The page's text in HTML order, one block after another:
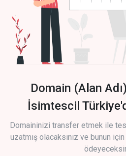
Domain (Alan
İsimtescil
Domaininizi transfer etmek ile
uzatmış olacaksınız ve bunun